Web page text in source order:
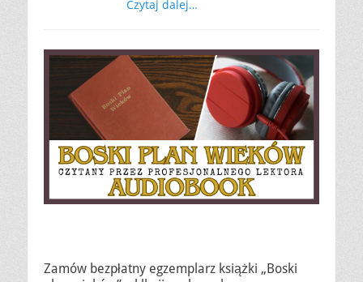
Czytaj dalej…
Zamów bezpłatny egzemplarz książki „Boski